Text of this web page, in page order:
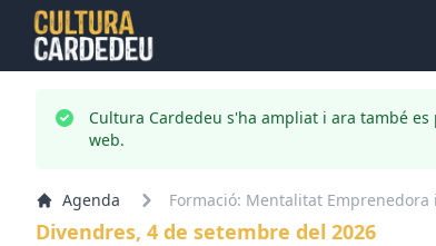
Cultura Cardedeu s'ha ampliat i ara també es
web.
Agenda Formació: Mentalitat
Divendres, 4 de setembre del 2026